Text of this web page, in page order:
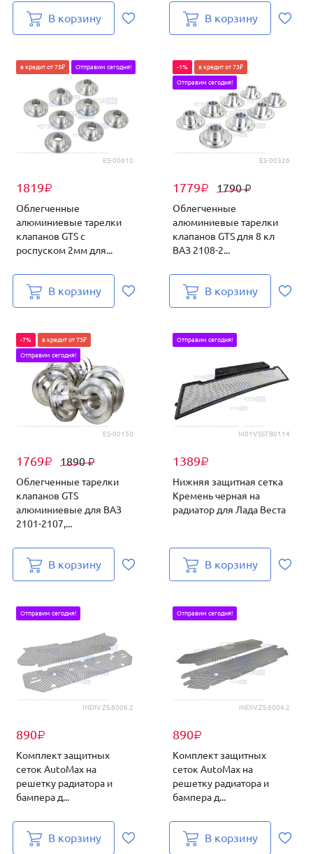
В корзину В корзину
ES-00610
1819₽
в кредит от 75₽ Отправим сегодня!
Облегченные
алюминиевые тарелки
клапанов GTS с
роспуском 2мм для...
В корзину
ES-00326
1779₽ 1790₽
-1% в кредит от 73₽
Отправим сегодня!
Облегченные
алюминиевые тарелки
клапанов GTS для 8 кл
ВАЗ 2108-2...
В корзину
ES-00150
1769₽ 1890₽
-7% в кредит от 73₽
Отправим сегодня!
Облегченные тарелки
клапанов GTS
алюминиевые для ВАЗ
2101-2107,...
В корзину
M01VSSTB0114
1389₽
Отправим сегодня!
Нижняя защитная сетка
Кремень черная на
радиатор для Лада Веста
В корзину
INDIV.ZS.6006.2
890₽
Отправим сегодня!
Комплект защитных
сеток AutoMax на
решетку радиатора и
бампера д...
В корзину
INDIV.ZS.6004.2
890₽
Отправим сегодня!
Комплект защитных
сеток AutoMax на
решетку радиатора и
бампера д...
В корзину